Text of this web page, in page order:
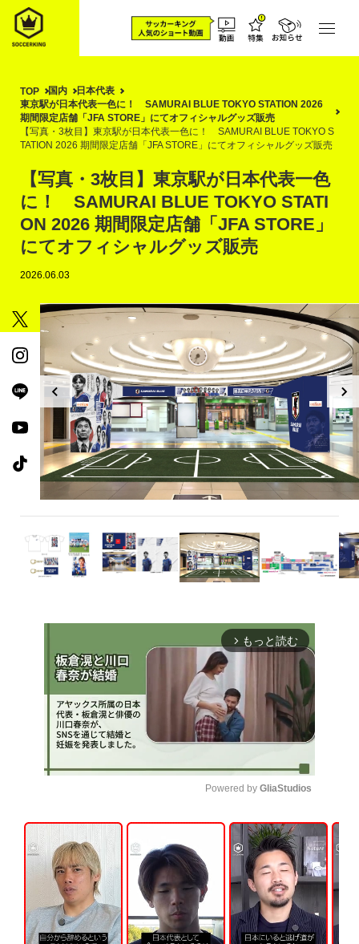
TOP 国内
日本代表
東京駅が日本代表一色に！ SAMURAI BLUE TOKYO STATION 2026
期間限定店舗「JFA STORE」にてオフィシャルグッズ販売
【写真・3枚目】東京駅が日本代表一色に！ SAMURAI BLUE TOKYO S
TATION 2026 期間限定店舗「JFA STORE」にてオフィシャルグッズ販売
【写真・3枚目】東京駅が日本代表一色
に！ SAMURAI BLUE TOKYO STATI
ON 2026 期間限定店舗「JFA STORE」
にてオフィシャルグッズ販売
2026.06.03
arrow_forward_ios もっと読む
U
n
m
u
t
e
Powered by GliaStudios